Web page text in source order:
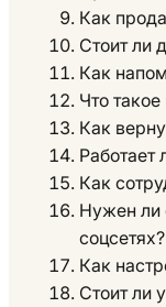
Как
Стоит ли
Как
Что
Как
Работает
Как
Нужен ли
соцсетях?
Как
Стоит ли